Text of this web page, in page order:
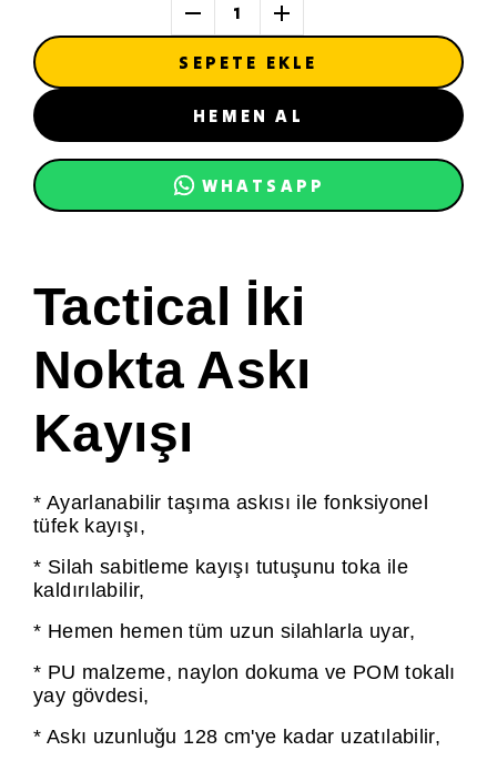
1
SEPETE EKLE
HEMEN AL
WHATSAPP
Tactical İki
Nokta Askı
Kayışı
* Ayarlanabilir taşıma askısı ile fonksiyonel
tüfek kayışı,
* Silah sabitleme kayışı tutuşunu toka ile
kaldırılabilir,
* Hemen hemen tüm uzun silahlarla uyar,
* PU malzeme, naylon dokuma ve POM tokalı
yay gövdesi,
* Askı uzunluğu 128 cm'ye kadar uzatılabilir,